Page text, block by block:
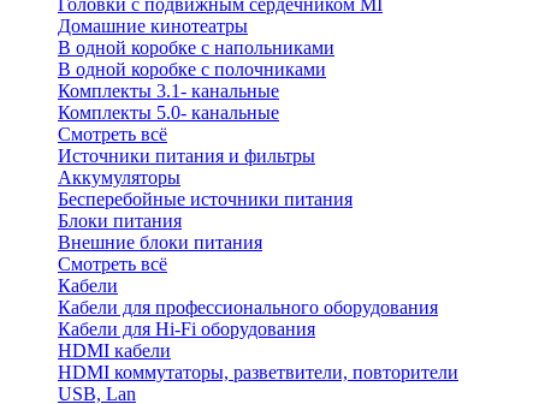
Головки с подвижным сердечником MI
Домашние кинотеатры
В одной коробке с напольниками
В одной коробке с полочниками
Комплекты 3.1- канальные
Комплекты 5.0- канальные
Смотреть всё
Источники питания и фильтры
Аккумуляторы
Бесперебойные источники питания
Блоки питания
Внешние блоки питания
Смотреть всё
Кабели
Кабели для профессионального оборудования
Кабели для Hi-Fi оборудования
HDMI кабели
HDMI коммутаторы, разветвители, повторители
USB, Lan